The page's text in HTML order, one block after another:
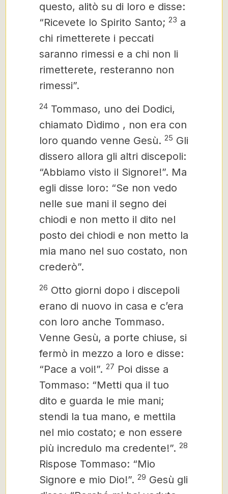
questo, alitò su di loro e disse:
“Ricevete lo Spirito Santo; 23 a
chi rimetterete i peccati
saranno rimessi e a chi non li
rimetterete, resteranno non
rimessi”.
24 Tommaso, uno dei Dodici,
chiamato Dìdimo , non era con
loro quando venne Gesù. 25 Gli
dissero allora gli altri discepoli:
“Abbiamo visto il Signore!”. Ma
egli disse loro: “Se non vedo
nelle sue mani il segno dei
chiodi e non metto il dito nel
posto dei chiodi e non metto la
mia mano nel suo costato, non
crederò”.
26 Otto giorni dopo i discepoli
erano di nuovo in casa e c’era
con loro anche Tommaso.
Venne Gesù, a porte chiuse, si
fermò in mezzo a loro e disse:
“Pace a voi!”. 27 Poi disse a
Tommaso: “Metti qua il tuo
dito e guarda le mie mani;
stendi la tua mano, e mettila
nel mio costato; e non essere
più incredulo ma credente!”. 28
Rispose Tommaso: “Mio
Signore e mio Dio!”. 29 Gesù gli